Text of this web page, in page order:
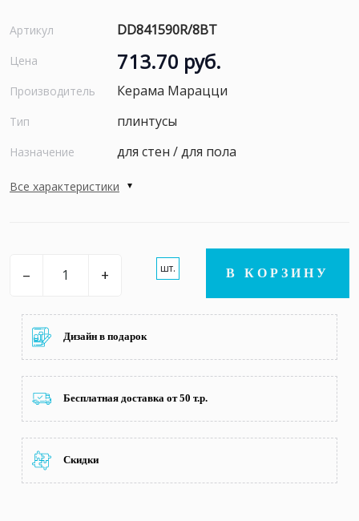
Артикул DD841590R/8BT
Цена 713.70 руб.
Производитель Керама Марацци
Тип плинтусы
Назначение для стен / для пола
Все характеристики
– + шт. В КОРЗИНУ
Дизайн в подарок
Бесплатная доставка от 50 т.р.
Скидки